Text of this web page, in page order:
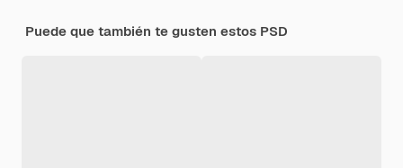
Puede que también te gusten estos PSD